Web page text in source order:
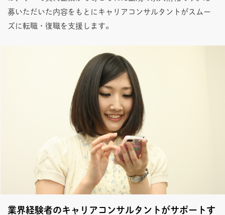
募いただいた内容をもとにキャリアコンサルタントがスムー
ズに転職・復職を支援します。
業界経験者のキャリアコンサルタントがサポートす